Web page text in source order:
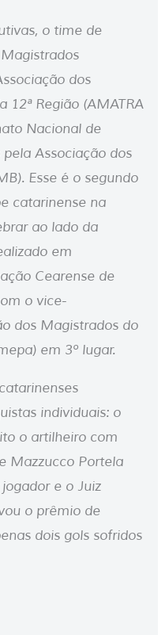
o time de
dos
12ª Região (AMATRA
Nacional de
Associação dos
Esse é o segundo
catarinense na
ao lado da
em
Cearense de
o vice-
dos Magistrados do
em 3º lugar.
individuais: o
o artilheiro com
Mazzucco Portela
e o Juiz
o prêmio de
dois gols sofridos